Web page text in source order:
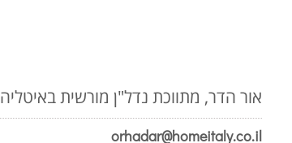
אור הדר, מתווכת נדל"ן מורשית באיטליה
orhadar@homeitaly.co.il